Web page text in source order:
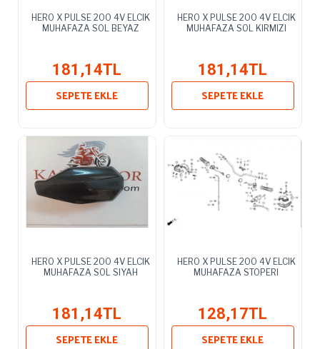
HERO X PULSE 200 4V ELCIK
MUHAFAZA SOL BEYAZ
181,14TL
SEPETE EKLE
HERO X PULSE 200 4V ELCIK
MUHAFAZA SOL KIRMIZI
181,14TL
SEPETE EKLE
HERO X PULSE 200 4V ELCIK
MUHAFAZA SOL SIYAH
181,14TL
SEPETE EKLE
HERO X PULSE 200 4V ELCIK
MUHAFAZA STOPERI
128,17TL
SEPETE EKLE